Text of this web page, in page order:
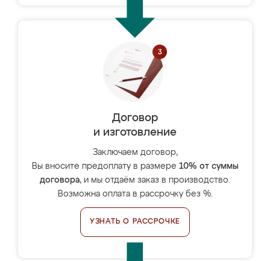
Договор
и изготовление
Заключаем договор,
Вы вносите предоплату в размере 10% от суммы
договора, и мы отдаём заказ в производство.
Возможна оплата в рассрочку без %.
УЗНАТЬ О РАССРОЧКЕ